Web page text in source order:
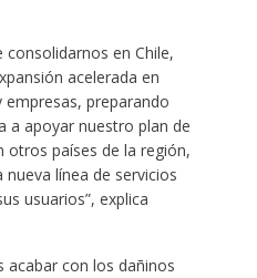
en Chile,
acelerada en
preparando
a apoyar nuestro plan de
otros países de la región,
línea de servicios
usuarios”, explica
acabar con los dañinos